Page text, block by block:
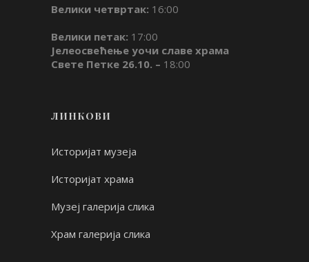
Велики четвртак: 16:00
Велики петак: 17:00
Јелеосвећење уочи славе храма
Свете Петке 26.10. – 18:00
ЛИНКОВИ
Историјат музеја
Историјат храма
Музеј галерија слика
Храм галерија слика